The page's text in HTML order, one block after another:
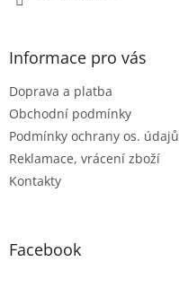
Informace pro vás
Doprava a platba
Obchodní podmínky
Podmínky ochrany os. údajů
Reklamace, vrácení zboží
Kontakty
Facebook